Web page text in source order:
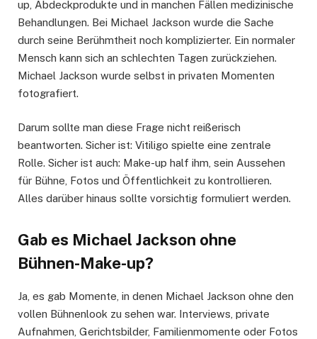
up, Abdeckprodukte und in manchen Fällen medizinische
Behandlungen. Bei Michael Jackson wurde die Sache
durch seine Berühmtheit noch komplizierter. Ein normaler
Mensch kann sich an schlechten Tagen zurückziehen.
Michael Jackson wurde selbst in privaten Momenten
fotografiert.
Darum sollte man diese Frage nicht reißerisch
beantworten. Sicher ist: Vitiligo spielte eine zentrale
Rolle. Sicher ist auch: Make-up half ihm, sein Aussehen
für Bühne, Fotos und Öffentlichkeit zu kontrollieren.
Alles darüber hinaus sollte vorsichtig formuliert werden.
Gab es Michael Jackson ohne
Bühnen-Make-up?
Ja, es gab Momente, in denen Michael Jackson ohne den
vollen Bühnenlook zu sehen war. Interviews, private
Aufnahmen, Gerichtsbilder, Familienmomente oder Fotos